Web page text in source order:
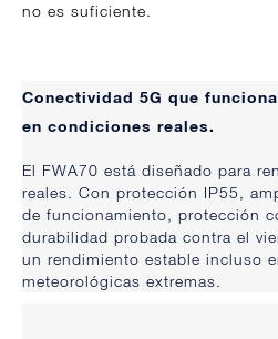
no es suficiente.
Conectividad 5G que funciona
en condiciones reales.
El FWA70 está diseñado para
reales. Con protección IP55,
de funcionamiento, protección
durabilidad probada contra el
un rendimiento estable incluso
meteorológicas extremas.